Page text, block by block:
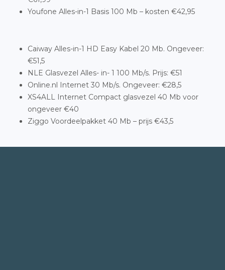
Youfone Alles-in-1 Basis 100 Mb – kosten €42,95
Caiway Alles-in-1 HD Easy Kabel 20 Mb. Ongeveer:
€51,5
NLE Glasvezel Alles- in- 1 100 Mb/s. Prijs: €51
Online.nl Internet 30 Mb/s. Ongeveer: €28,5
XS4ALL Internet Compact glasvezel 40 Mb voor
ongeveer €40
Ziggo Voordeelpakket 40 Mb – prijs €43,5